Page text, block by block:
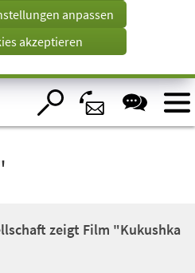
anpassen
akzeptieren
zeigt Film "Kukushka